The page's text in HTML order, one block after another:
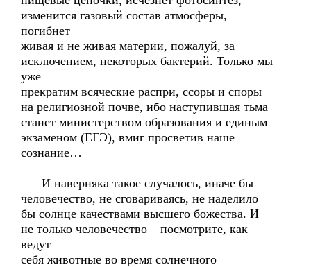
изменится газовый состав атмосферы,
погибнет
живая и не живая материи, пожалуй, за
исключением, некоторых бактерий. Только мы
уже
прекратим всяческие распри, ссоры и споры
на религиозной почве, ибо наступившая тьма
станет министерством образования и единым
экзаменом (ЕГЭ), вмиг просветив наше
сознание…
И наверняка такое случалось, иначе бы
человечество, не сговариваясь, не наделило
бы солнце качествами высшего божества. И
не только человечество – посмотрите, как
ведут
себя животные во время солнечного